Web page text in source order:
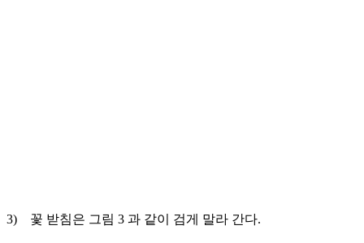
3) 꽃 받침은 그림 3 과 같이 검게 말라 간다.